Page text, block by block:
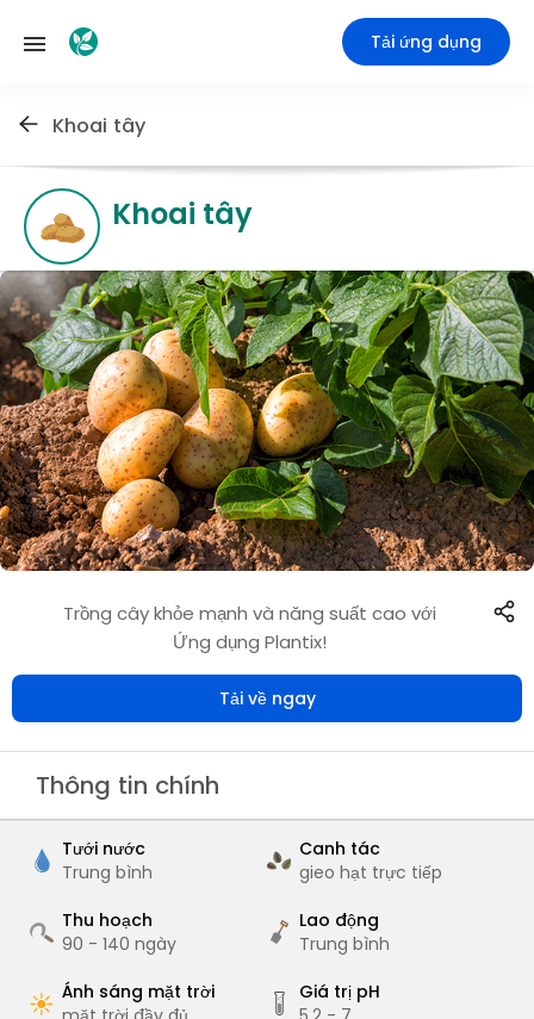
Tải ứng dụng
Khoai tây
Khoai tây
Trồng cây khỏe mạnh và năng suất cao với
Ứng dụng Plantix!
Tải về ngay
Thông tin chính
Tưới nước
Trung bình
Canh tác
gieo hạt trực tiếp
Thu hoạch
90 - 140 ngày
Lao động
Trung bình
Ánh sáng mặt trời
Giá trị pH